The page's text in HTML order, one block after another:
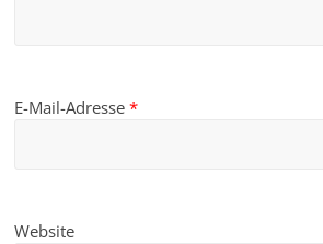
E-Mail-Adresse*
Website